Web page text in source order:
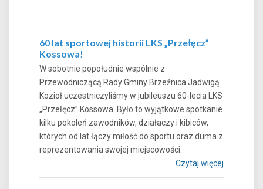
60 lat sportowej historii LKS „Przełęcz”
Kossowa!
W sobotnie popołudnie wspólnie z
Przewodniczącą Rady Gminy Brzeźnica Jadwigą
Kozioł uczestniczyliśmy w jubileuszu 60-lecia LKS
„Przełęcz” Kossowa. Było to wyjątkowe spotkanie
kilku pokoleń zawodników, działaczy i kibiców,
których od lat łączy miłość do sportu oraz duma z
reprezentowania swojej miejscowości.
Czytaj więcej